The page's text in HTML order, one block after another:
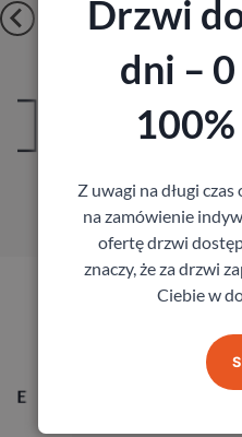
Drzwi
dni –
Z uwagi na długi
na zamówienie
ofertę drzwi
znaczy, że za drzwi
Ciebie w